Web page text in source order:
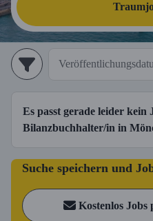
Es passt gerade leider kein
Bilanzbuchhalter/in in
Suche speichern und
Kostenlos